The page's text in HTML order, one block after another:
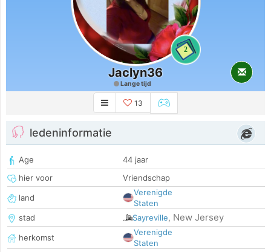
2
Jaclyn36
Lange tijd
13
ledeninformatie
Age
44 jaar
hier voor
Vriendschap
land
Verenigde
Staten
stad
Sayreville, New Jersey
herkomst
Verenigde
Staten